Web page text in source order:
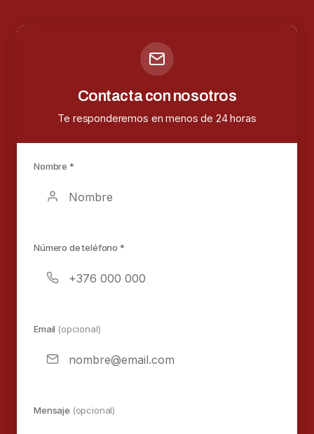
Contacta con nosotros
Te responderemos en menos de 24 horas
Nombre *
Número de teléfono *
Email (opcional)
Mensaje (opcional)